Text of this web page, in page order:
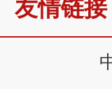
友情链接